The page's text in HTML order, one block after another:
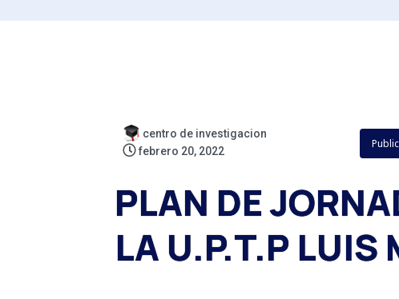
centro de investigacion
febrero 20, 2022
PLAN DE
LA U.P.T.P LUIS